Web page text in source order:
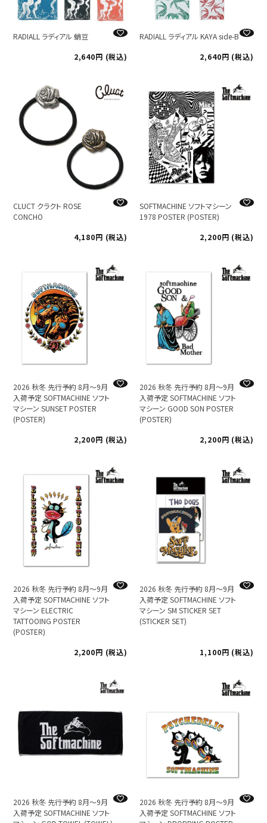
RADIALL ラディアル 蛸豆
2,640
税込
RADIALL ラディアル KAYA side-B
2,640
税込
CLUCT クラクト ROSE
CONCHO
4,180
税込
SOFTMACHINE ソフトマシーン
1978 POSTER (POSTER)
2,200
税込
2026 秋冬 先行予約 8月～9月
入荷予定 SOFTMACHINE ソフト
マシーン SUNSET POSTER
(POSTER)
2,200
税込
2026 秋冬 先行予約 8月～9月
入荷予定 SOFTMACHINE ソフト
マシーン GOOD SON POSTER
(POSTER)
2,200
税込
2026 秋冬 先行予約 8月～9月
入荷予定 SOFTMACHINE ソフト
マシーン ELECTRIC
TATTOOING POSTER
(POSTER)
2,200
税込
2026 秋冬 先行予約 8月～9月
入荷予定 SOFTMACHINE ソフト
マシーン SM STICKER SET
(STICKER SET)
1,100 税込
2026 秋冬 先行予約 8月～9月
入荷予定 SOFTMACHINE ソフト
2026 秋冬 先行予約 8月～9月
入荷予定 SOFTMACHINE ソフト